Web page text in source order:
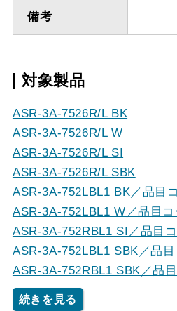
備考
対象製品
ASR-3A-7526R/L BK
ASR-3A-7526R/L W
ASR-3A-7526R/L SI
ASR-3A-7526R/L SBK
ASR-3A-752LBL1 BK／品目
ASR-3A-752LBL1 W／品目
ASR-3A-752RBL1 SI／品目
ASR-3A-752LBL1 SBK／品
ASR-3A-752RBL1 SBK／品
続きを見る